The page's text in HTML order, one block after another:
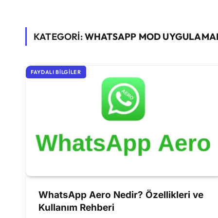
KATEGORİ:WHATSAPP MOD
FAYDALI BILGILER
WhatsApp Aero Nedir? Özellikleri ve
Kullanım Rehberi